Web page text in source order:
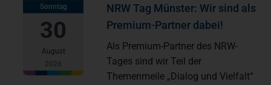
Sonntag
30
August
2026
NRW Tag Münster: Wir sind als
Premium-Partner dabei!
Als Premium-Partner des NRW-
Tages sind wir Teil der
Themenmeile „Dialog und Vielfalt“